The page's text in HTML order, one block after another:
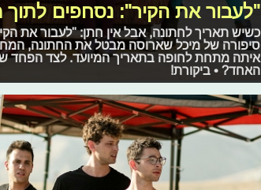
"לעבור את הקיר": נסחפים לתוך
כשיש תאריך לחתונה, אבל אין חתן: "לעבור את
סיפורה של מיכל שארוסה מבטל את החתונה,
איתה מתחת לחופה בתאריך המיועד. לצד הפחד
האחד? • ביקורת!